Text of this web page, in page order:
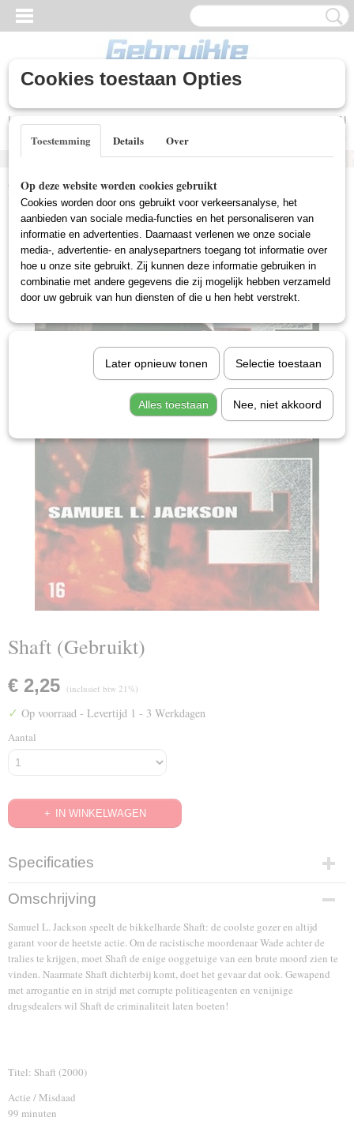
Inloggen
UW WINKELWAGEN
Home >Gebruikte DVD's>Actie DVD Gebruikt
Shaft (Gebruikt)
€ 2,25 (inclusief btw 21%)
✓ Op voorraad - Levertijd 1 - 3 Werkdagen
Aantal
IN WINKELWAGEN
Specificaties
EAN code
8714865555538
Omschrijving
Samuel L. Jackson speelt de bikkelharde Shaft: de coolste gozer en altijd
garant voor de heetste actie. Om de racistische moordenaar Wade achter de
tralies te krijgen, moet Shaft de enige ooggetuige van een brute moord zien te
vinden. Naarmate Shaft dichterbij komt, doet het gevaar dat ook. Gewapend
met arrogantie en in strijd met corrupte politieagenten en venijnige
drugsdealers wil Shaft de criminaliteit laten boeten!
Titel: Shaft (2000)
Actie / Misdaad
99 minuten
Cookies toestaan Opties
Toestemming Details Over
Op deze website worden cookies gebruikt
Cookies worden door ons gebruikt voor verkeersanalyse, het
aanbieden van sociale media-functies en het personaliseren van
informatie en advertenties. Daarnaast verlenen we onze sociale
media-, advertentie- en analysepartners toegang tot informatie over
hoe u onze site gebruikt. Zij kunnen deze informatie gebruiken in
combinatie met andere gegevens die zij mogelijk hebben verzameld
door uw gebruik van hun diensten of die u hen hebt verstrekt.
Later opnieuw tonen Selectie toestaan
Alles toestaan Nee, niet akkoord